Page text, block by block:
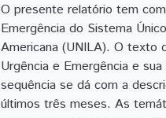
O presente relatório tem
Emergência do Sistema
Americana (UNILA). O texto
Urgência e Emergência e
sequência se dá com a
últimos três meses. As